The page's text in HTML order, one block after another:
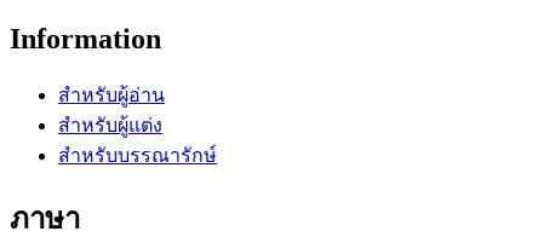
Information
สำหรับผู้อ่าน
สำหรับผู้แต่ง
สำหรับบรรณารักษ์
ภาษา